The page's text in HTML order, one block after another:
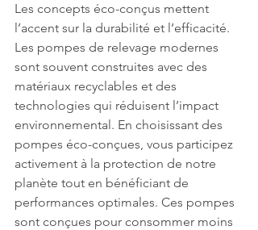
Les concepts éco-conçus mettent
l’accent sur la durabilité et l’efficacité.
Les pompes de relevage modernes
sont souvent construites avec des
matériaux recyclables et des
technologies qui réduisent l’impact
environnemental. En choisissant des
pompes éco-conçues, vous participez
activement à la protection de notre
planète tout en bénéficiant de
performances optimales. Ces pompes
sont conçues pour consommer moins